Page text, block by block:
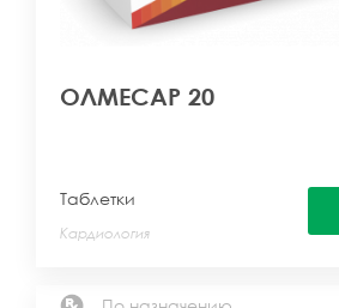
ОЛМЕСАР 20
Таблетки
Кардиология